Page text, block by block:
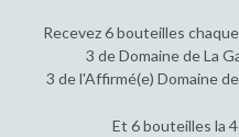
Recevez 6 bouteilles
3 de Domaine de La
3 de l'Affirmé(e) Domaine
Et 6 bouteilles la